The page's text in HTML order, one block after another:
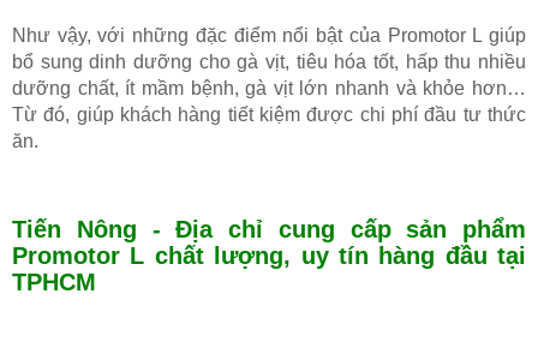
Như vậy, với những đặc điểm nổi bật của Promotor L giúp
bổ sung dinh dưỡng cho gà vịt, tiêu hóa tốt, hấp thu nhiều
dưỡng chất, ít mầm bệnh, gà vịt lớn nhanh và khỏe hơn…
Từ đó, giúp khách hàng tiết kiệm được chi phí đầu tư thức
ăn.
Tiến Nông - Địa chỉ cung cấp sản phẩm
Promotor L chất lượng, uy tín hàng đầu tại
TPHCM